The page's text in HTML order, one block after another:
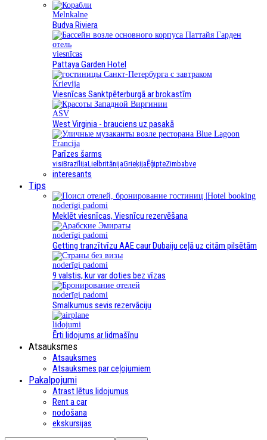
Melnkalne
Budva Riviera
viesnīcas
Pattaya Garden Hotel
Krievija
Viesnīcas Sanktpēterburgā ar brokastīm
ASV
West Virginia - brauciens uz pasakā
Francija
Parīzes šarms
visiBrazīlijaLielbritānijaGrieķijaĒģipteZimbabve
interesants
Tips
noderīgi padomi
Meklēt viesnīcas, Viesnīcu rezervēšana
noderīgi padomi
Getting tranzītvīzu AAE caur Dubaiju ceļā uz citām pilsētām
noderīgi padomi
9 valstis, kur var doties bez vīzas
noderīgi padomi
Smalkumus sevis rezervāciju
lidojumi
Ērti lidojums ar lidmašīnu
Atsauksmes
Atsauksmes
Atsauksmes par ceļojumiem
Pakalpojumi
Atrast lētus lidojumus
Rent a car
nodošana
ekskursijas